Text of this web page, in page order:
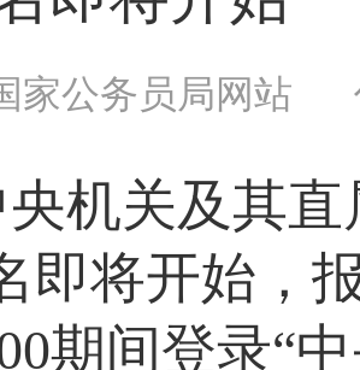
家公务员局网站
央机关及其
即将开始，
期间登录“